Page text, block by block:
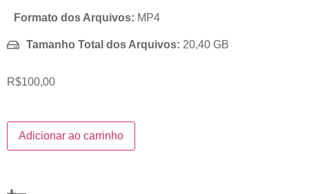
Formato dos Arquivos: MP4
Tamanho Total dos Arquivos: 20,40 GB
R$100,00
Adicionar ao carrinho